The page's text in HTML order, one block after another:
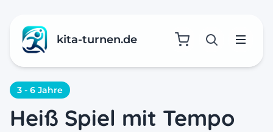
kita-turnen.de SucheMenü
3 - 6 Jahre
Heiß Spiel mit Tempo